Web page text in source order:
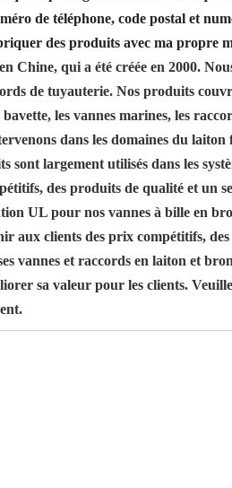
de téléphone, code postal et
des produits avec ma propre
qui a été créée en 2000.
de tuyauterie. Nos produits
les vannes marines, les
dans les domaines du
largement utilisés dans les
des produits de qualité et un
UL pour nos vannes à bille en
aux clients des prix compétitifs,
vannes et raccords en laiton et
sa valeur pour les clients.